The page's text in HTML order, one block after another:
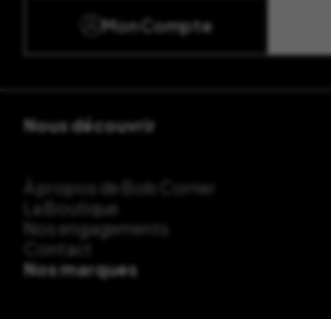
Mon Compte
Nous découvrir
À propos de Bob Corner
La Boutique
Nos engagements
Contact
Nos marques